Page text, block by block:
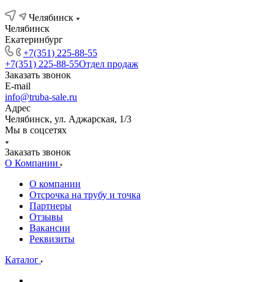
Челябинск
Челябинск
Екатеринбург
+7(351) 225-88-55
+7(351) 225-88-55Отдел продаж
Заказать звонок
E-mail
info@truba-sale.ru
Адрес
Челябинск, ул. Аджарская, 1/3
Мы в соцсетях
Заказать звонок
О Компании
О компании
Отсрочка на трубу и точка
Партнеры
Отзывы
Вакансии
Реквизиты
Каталог